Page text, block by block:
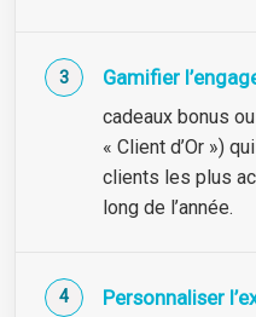
Gamifier
cadeaux bonus
« Client d’Or »)
clients les plus
long de l’année.
Personnaliser